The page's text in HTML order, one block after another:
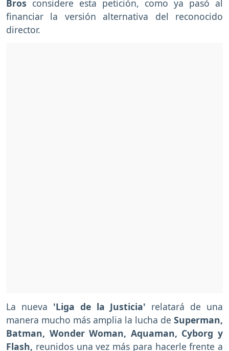
Bros considere esta petición, como ya pasó al
financiar la versión alternativa del reconocido
director.
La nueva 'Liga de la Justicia' relatará de una
manera mucho más amplia la lucha de Superman,
Batman, Wonder Woman, Aquaman, Cyborg y
Flash, reunidos una vez más para hacerle frente a